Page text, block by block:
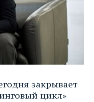
закрывает
цикл»